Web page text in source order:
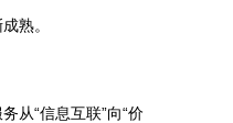
熟。
从“信息互联”向“价